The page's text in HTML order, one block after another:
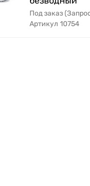
Под заказ
Артикул 10754